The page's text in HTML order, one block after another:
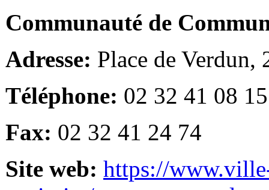
Communauté de
Adresse: Place de Verdun,
Téléphone: 02 32 41 08 15
Fax: 02 32 41 24 74
Site web: https://